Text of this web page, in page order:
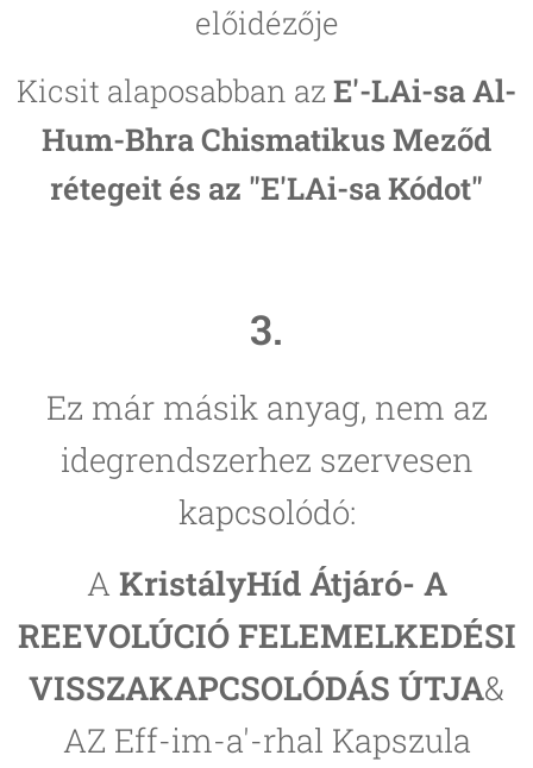
előidézője
Kicsit alaposabban az E'-LAi-sa Al-
Hum-Bhra Chismatikus Meződ
rétegeit és az "E'LAi-sa Kódot"
3.
Ez már másik anyag, nem az
idegrendszerhez szervesen
kapcsolódó:
A KristályHíd Átjáró- A
REEVOLÚCIÓ FELEMELKEDÉSI
VISSZAKAPCSOLÓDÁS ÚTJA&
AZ Eff-im-a'-rhal Kapszula